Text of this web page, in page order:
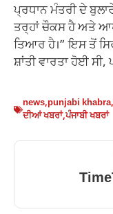
ਪ੍ਰਧਾਨ ਮੰਤਰੀ ਦੇ
ਤਰ੍ਹਾਂ ਚੌਕਸ ਹੈ ਅਤੇ
ਤਿਆਰ ਹੈ।” ਇਸ ਤੋਂ
ਸ਼ਾਂਤੀ ਵਾਰਤਾ ਹੋਈ
news,punjabi khabra,
ਦੀਆਂ ਖਬਰਾਂ,ਪੰਜਾਬੀ ਖਬਰਾਂ